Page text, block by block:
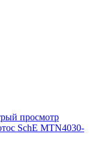
просмотр
SchE MTN4030-